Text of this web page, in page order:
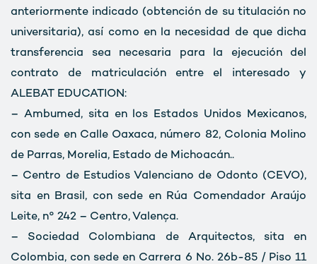
anteriormente indicado (obtención de su titulación no
universitaria), así como en la necesidad de que dicha
transferencia sea necesaria para la ejecución del
contrato de matriculación entre el interesado y
ALEBAT EDUCATION:
– Ambumed, sita en los Estados Unidos Mexicanos,
con sede en Calle Oaxaca, número 82, Colonia Molino
de Parras, Morelia, Estado de Michoacán..
– Centro de Estudios Valenciano de Odonto (CEVO),
sita en Brasil, con sede en Rúa Comendador Araújo
Leite, n° 242 – Centro, Valença.
– Sociedad Colombiana de Arquitectos, sita en
Colombia, con sede en Carrera 6 No. 26b-85 / Piso 11